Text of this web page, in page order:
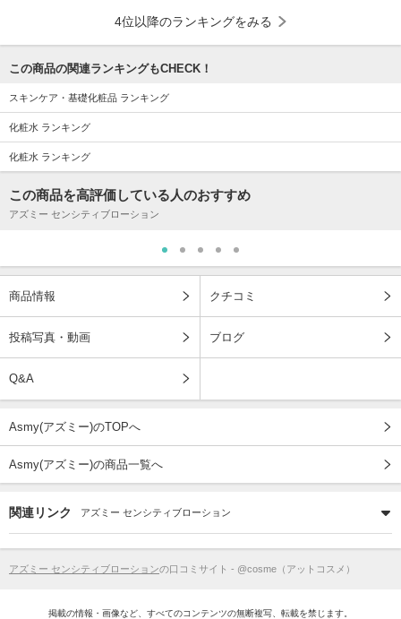
4位以降のランキングをみる
この商品の関連ランキングもCHECK！
スキンケア・基礎化粧品 ランキング
化粧水 ランキング
化粧水 ランキング
この商品を高評価している人のおすすめ
アズミー センシティブローション
商品情報 クチコミ
投稿写真・動画 ブログ
Q&A
Asmy(アズミー)のTOPへ
Asmy(アズミー)の商品一覧へ
関連リンク アズミー センシティブローション
アズミー センシティブローションの口コミサイト - @cosme（アットコスメ）
掲載の情報・画像など、すべてのコンテンツの無断複写、転載を禁じます。